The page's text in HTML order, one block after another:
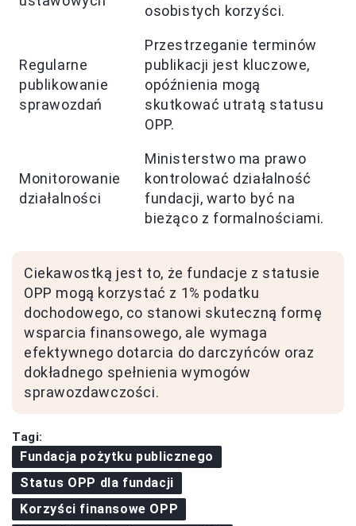
osobistych korzyści.
Regularne
publikowanie
sprawozdań
Przestrzeganie terminów
publikacji jest kluczowe,
opóźnienia mogą
skutkować utratą statusu
OPP.
Monitorowanie
działalności
Ministerstwo ma prawo
kontrolować działalność
fundacji, warto być na
bieżąco z formalnościami.
Ciekawostką jest to, że fundacje z statusie
OPP mogą korzystać z 1% podatku
dochodowego, co stanowi skuteczną formę
wsparcia finansowego, ale wymaga
efektywnego dotarcia do darczyńców oraz
dokładnego spełnienia wymogów
sprawozdawczości.
Tagi:
Fundacja pożytku publicznego
Status OPP dla fundacji
Korzyści finansowe OPP